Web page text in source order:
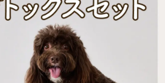
（一部に乳成分・ゼラチンを含む） 消
ら2年 保存方法 パウチの口をしっかりと
所を避けて保存し、開封後は賞味期限にし
い 与え方 小さじ一杯あたり100mlのお水
ください。フードにトッピングするとより
ます。※愛犬の体重や食いつきによって量
熱量：186kcal/40g リン：188mg/40g た